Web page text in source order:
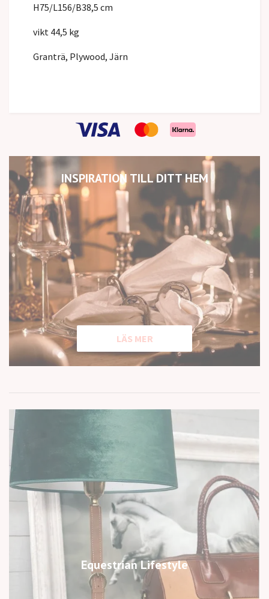
INSPIRATION TILL DITT HEM
LÄS MER
Equestrian Lifestyle
H75/L156/B38,5 cm
vikt 44,5 kg
Granträ, Plywood, Järn